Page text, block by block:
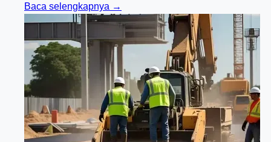
Baca selengkapnya →